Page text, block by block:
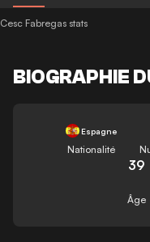
Cesc Fabregas stats
BIOGRAPHIE
Espagne
Nationalité
39
Âge